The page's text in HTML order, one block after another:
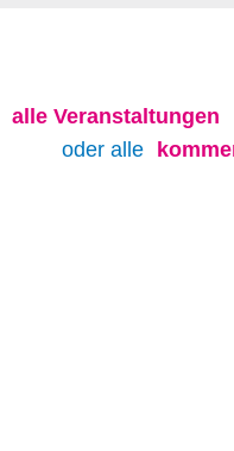
alle Veranstaltungen
oder alle